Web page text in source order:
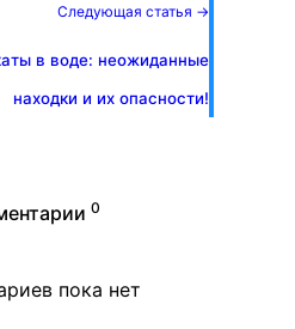
Следующая статья →
в воде: неожиданные
находки и их опасности!
0
пока нет